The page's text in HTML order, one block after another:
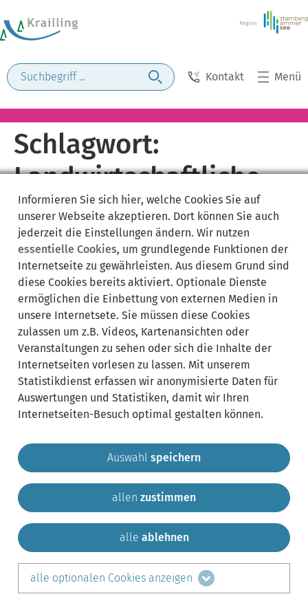
Kontakt Menü
Schlagwort:
Landwirtschaftliche
Alterskasse
Gemeinde Krailling Impressum
Sitemap
Kontakt
teilen auf:
LinkedIn
Informieren Sie sich hier, welche Cookies Sie auf
unserer Webseite akzeptieren. Dort können Sie auch
jederzeit die Einstellungen ändern. Wir nutzen
essentielle Cookies, um grundlegende Funktionen der
Internetseite zu gewährleisten. Aus diesem Grund sind
diese Cookies bereits aktiviert. Optionale Dienste
ermöglichen die Einbettung von externen Medien in
unsere Internetsete. Sie müssen diese Cookies
zulassen um z.B. Videos, Kartenansichten oder
Veranstaltungen zu sehen oder sich die Inhalte der
Internetseiten vorlesen zu lassen. Mit unserem
Statistikdienst erfassen wir anonymisierte Daten für
Auswertungen und Statistiken, damit wir Ihren
Internetseiten-Besuch optimal gestalten können.
Auswahl speichern
allen zustimmen
alle ablehnen
alle optionalen Cookies anzeigen